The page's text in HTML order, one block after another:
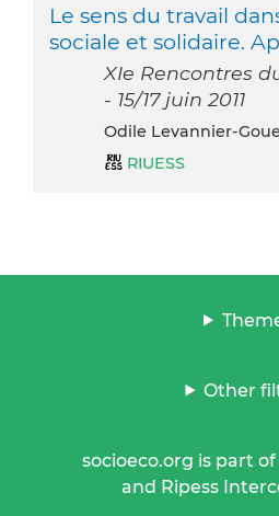
Le sens du travail
sociale et solidaire.
XIe Rencontres
- 15/17 juin 2011
Odile Levannier-
RIUESS
Other
socioeco.org is part
and Ripess